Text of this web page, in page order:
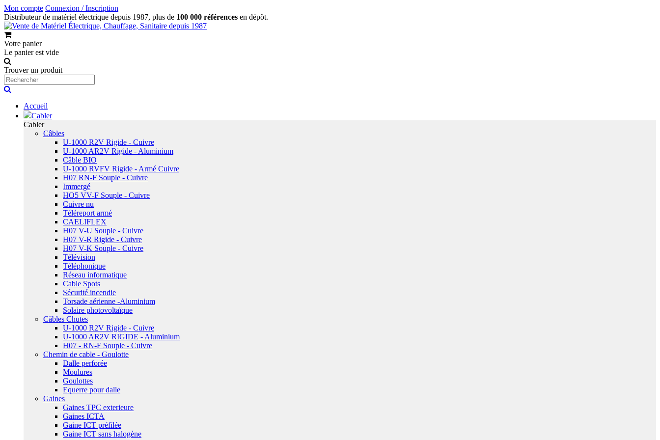
Mon compte Connexion / Inscription
Distributeur de matériel électrique depuis 1987, plus de 100 000 références en dépôt.
Votre panier
Le panier est vide
Trouver un produit
Accueil
Cabler
Cabler
Câbles
U-1000 R2V Rigide - Cuivre
U-1000 AR2V Rigide - Aluminium
Câble BIO
U-1000 RVFV Rigide - Armé Cuivre
H07 RN-F Souple - Cuivre
Immergé
HO5 VV-F Souple - Cuivre
Cuivre nu
Téléreport armé
CAELIFLEX
H07 V-U Souple - Cuivre
H07 V-R Rigide - Cuivre
H07 V-K Souple - Cuivre
Télévision
Téléphonique
Réseau informatique
Cable Spots
Sécurité incendie
Torsade aérienne -Aluminium
Solaire photovoltaïque
Câbles Chutes
U-1000 R2V Rigide - Cuivre
U-1000 AR2V RIGIDE - Aluminium
H07 - RN-F Souple - Cuivre
Chemin de cable - Goulotte
Dalle perforée
Moulures
Goulottes
Equerre pour dalle
Gaines
Gaines TPC exterieure
Gaines ICTA
Gaine ICT préfilée
Gaine ICT sans halogène